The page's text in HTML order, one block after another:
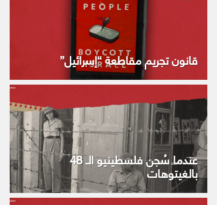
قانون تجريم مقاطعة “إسرائيل”
عندما سُجن فلسطينيو الـ 48
بالغيتوهات